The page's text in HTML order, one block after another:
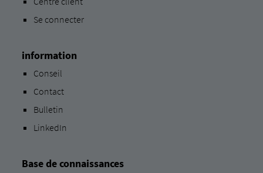
Se connecter
information
Conseil
Contact
Bulletin
LinkedIn
Base de connaissances